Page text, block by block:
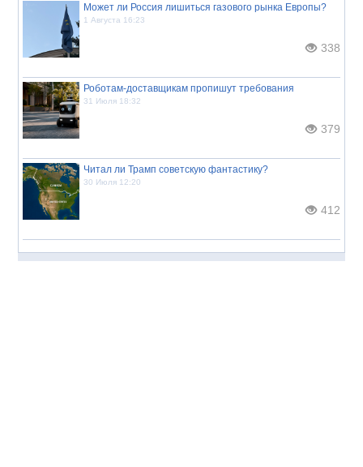
Может ли Россия лишиться газового рынка Европы?
1 Августа 16:23
338
Роботам-доставщикам пропишут требования
31 Июля 18:32
379
Читал ли Трамп советскую фантастику?
30 Июля 12:20
412